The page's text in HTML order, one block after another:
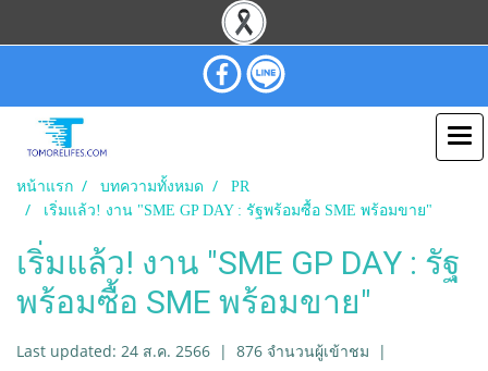
หน้าแรก บทความทั้งหมด
PR
เริ่มแล้ว! งาน "SME GP DAY : รัฐพร้อมซื้อ SME พร้อมขาย"
เริ่มแล้ว! งาน "SME GP DAY : รัฐ
พร้อมซื้อ SME พร้อมขาย"
Last updated: 24 ส.ค. 2566 | 876 จำนวนผู้เข้าชม |